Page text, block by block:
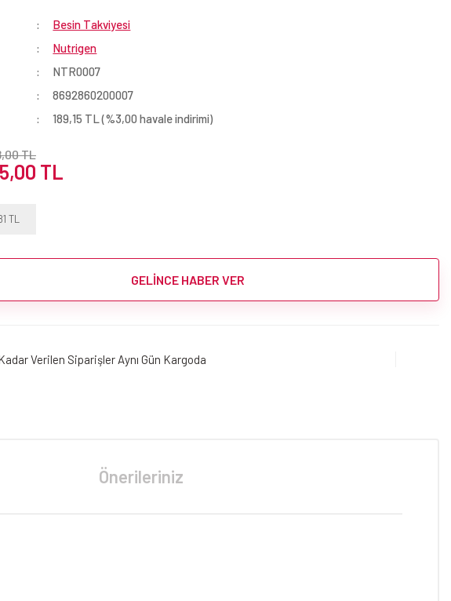
Besin Takviyesi
Nutrigen
NTR0007
8692860200007
189,15 TL (%3,00 havale indirimi)
TL
TL
TL
GELİNCE HABER VER
Verilen Siparişler Aynı Gün Kargoda
Önerileriniz